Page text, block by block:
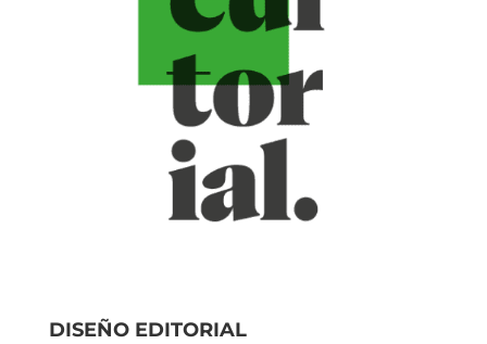
DISEÑO EDITORIAL